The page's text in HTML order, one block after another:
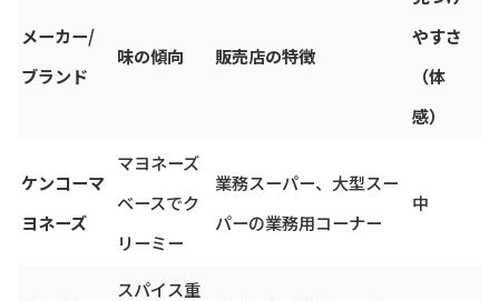
メーカー/
ブランド
味の傾向 販売店の特徴
やすさ
（体
感）
ケンコーマ
ヨネーズ
マヨネーズ
ベースでク
リーミー
業務スーパー、大型スー
パーの業務用コーナー
中
スパイス重